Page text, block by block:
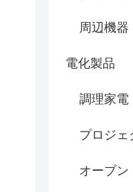
周辺機器
電化製品
調理家電
プロジェ
オーブン